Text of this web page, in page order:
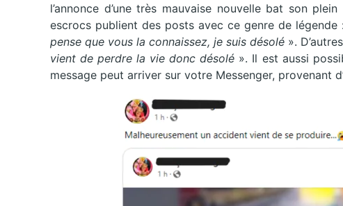
l’annonce d’une très mauvaise nouvelle bat son
escrocs publient des posts avec ce genre de
pense que vous la connaissez, je suis désolé ».
vient de perdre la vie donc désolé ». Il est aussi
message peut arriver sur votre Messenger, provenant